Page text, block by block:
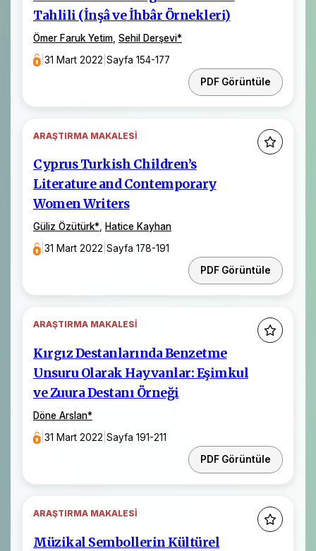
Tahlili (İnşâ ve İhbâr Örnekleri)
Ömer Faruk Yetim Sehil Derşevi*
|31 Mart 2022 |Sayfa 154-177
PDF Görüntüle
ARAŞTIRMA MAKALESI
Cyprus Turkish Children’s
Literature and Contemporary
Women Writers
Güliz Özütürk*, Hatice Kayhan
|31 Mart 2022 |Sayfa 178-191
PDF Görüntüle
ARAŞTIRMA MAKALESI
Kırgız Destanlarında Benzetme
Unsuru Olarak Hayvanlar: Eşimkul
ve Zuura Destanı Örneği
Döne Arslan*
|31 Mart 2022 |Sayfa 191-211
PDF Görüntüle
ARAŞTIRMA MAKALESI
Müzikal Sembollerin Kültürel